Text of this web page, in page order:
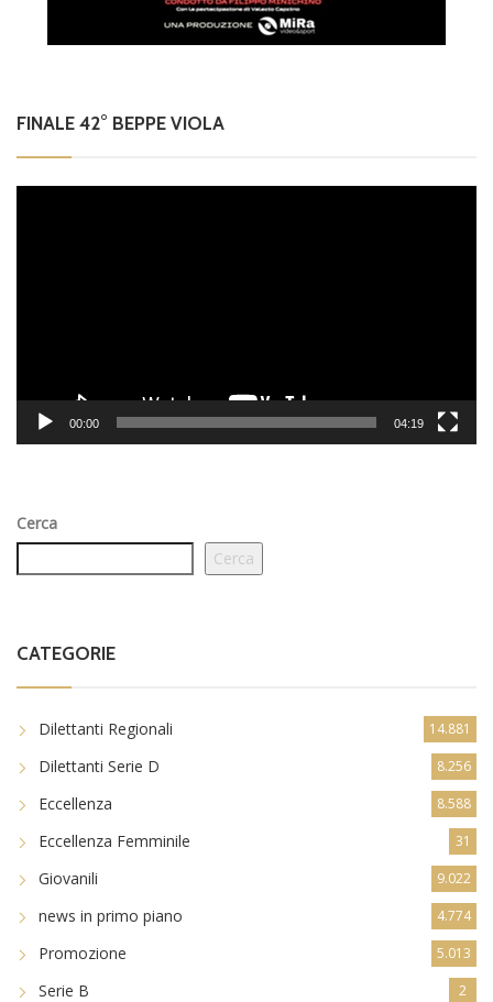
FINALE 42° BEPPE VIOLA
00:00 04:19
Cerca
Cerca
CATEGORIE
Dilettanti Regionali 14.881
Dilettanti Serie D 8.256
Eccellenza 8.588
Eccellenza Femminile 31
Giovanili 9.022
news in primo piano 4.774
Promozione 5.013
Serie B 2